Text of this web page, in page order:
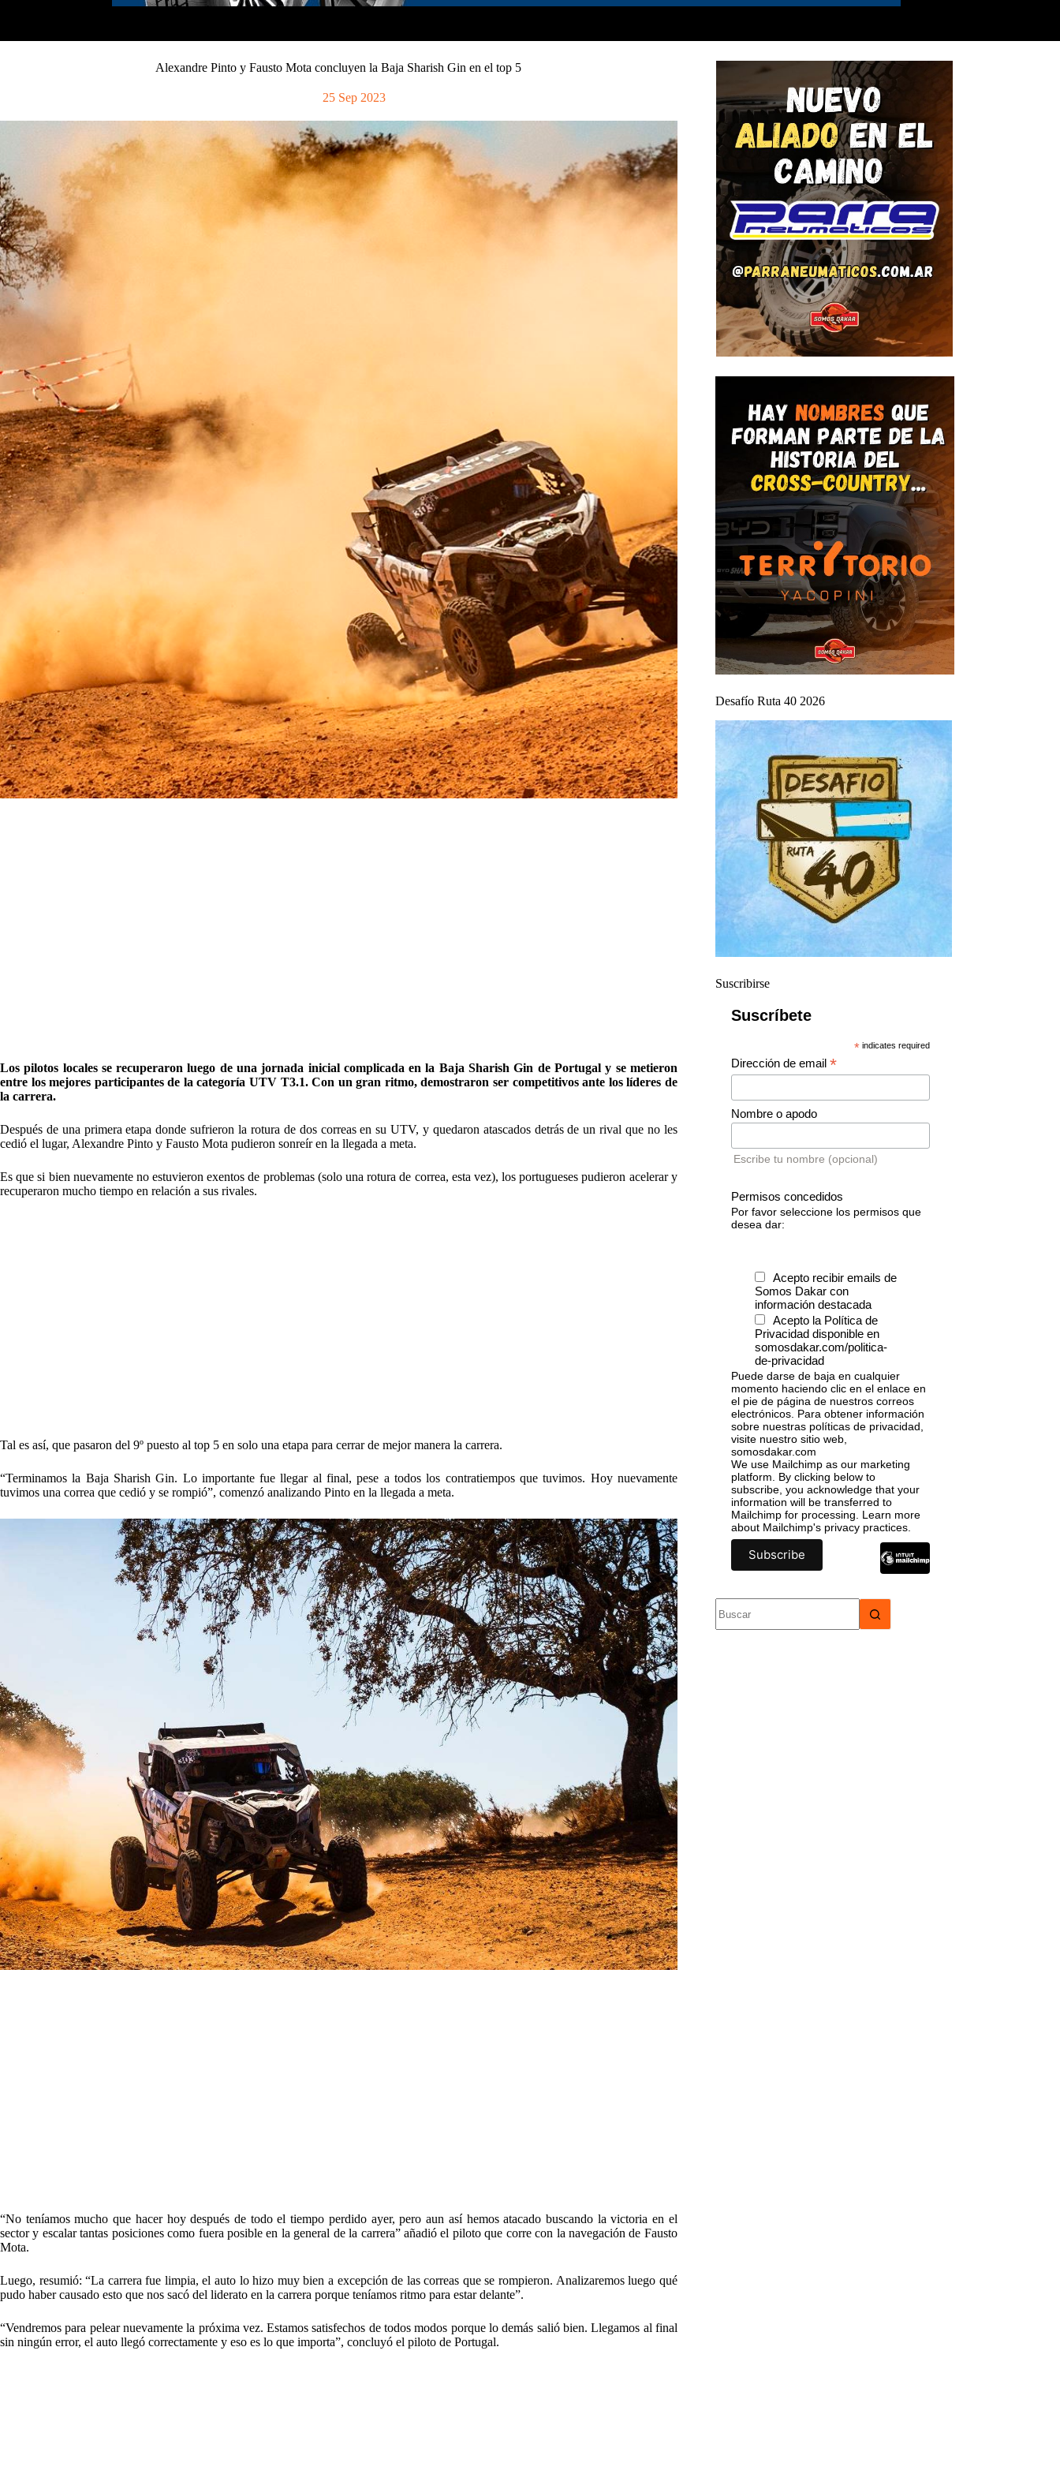
Alexandre Pinto y Fausto Mota concluyen la Baja Sharish Gin en el top 5
25 Sep 2023
Los pilotos locales se recuperaron luego de una jornada inicial complicada en la Baja Sharish Gin de Portugal y se metieron
entre los mejores participantes de la categoría UTV T3.1. Con un gran ritmo, demostraron ser competitivos ante los líderes de
la carrera.
Después de una primera etapa donde sufrieron la rotura de dos correas en su UTV, y quedaron atascados detrás de un rival que no les
cedió el lugar, Alexandre Pinto y Fausto Mota pudieron sonreír en la llegada a meta.
Es que si bien nuevamente no estuvieron exentos de problemas (solo una rotura de correa, esta vez), los portugueses pudieron acelerar y
recuperaron mucho tiempo en relación a sus rivales.
Tal es así, que pasaron del 9º puesto al top 5 en solo una etapa para cerrar de mejor manera la carrera.
“Terminamos la Baja Sharish Gin. Lo importante fue llegar al final, pese a todos los contratiempos que tuvimos. Hoy nuevamente
tuvimos una correa que cedió y se rompió”, comenzó analizando Pinto en la llegada a meta.
“No teníamos mucho que hacer hoy después de todo el tiempo perdido ayer, pero aun así hemos atacado buscando la victoria en el
sector y escalar tantas posiciones como fuera posible en la general de la carrera” añadió el piloto que corre con la navegación de Fausto
Mota.
Luego, resumió: “La carrera fue limpia, el auto lo hizo muy bien a excepción de las correas que se rompieron. Analizaremos luego qué
pudo haber causado esto que nos sacó del liderato en la carrera porque teníamos ritmo para estar delante”.
“Vendremos para pelear nuevamente la próxima vez. Estamos satisfechos de todos modos porque lo demás salió bien. Llegamos al final
sin ningún error, el auto llegó correctamente y eso es lo que importa”, concluyó el piloto de Portugal.
Desafío Ruta 40 2026
Suscribirse
Suscríbete
* indicates required
Dirección de email*
Nombre o apodo
Escribe tu nombre (opcional)
Permisos concedidos
Por favor seleccione los permisos que
desea dar:
Acepto recibir emails de
Somos Dakar con
información destacada
Acepto la Política de
Privacidad disponible en
somosdakar.com/politica-
de-privacidad
Puede darse de baja en cualquier
momento haciendo clic en el enlace en
el pie de página de nuestros correos
electrónicos. Para obtener información
sobre nuestras políticas de privacidad,
visite nuestro sitio web,
somosdakar.com
We use Mailchimp as our marketing
platform. By clicking below to
subscribe, you acknowledge that your
information will be transferred to
Mailchimp for processing. Learn more
about Mailchimp's privacy practices.